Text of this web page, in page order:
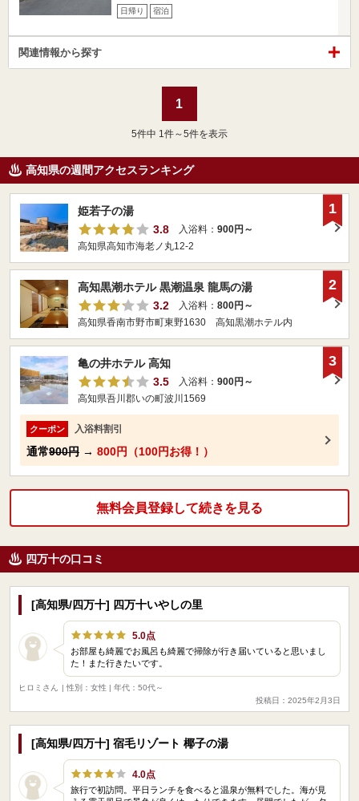
日帰り 宿泊
関連情報から探す
1
5件中 1件～5件を表示
高知県の週間アクセスランキング
姫若子の湯
3.8
入浴料： 900円～
高知県高知市海老ノ丸12-2
1
高知黒潮ホテル 黒潮温泉 龍馬の湯
3.2
入浴料： 800円～
高知県香南市野市町東野1630 高知黒潮ホテル内
2
亀の井ホテル 高知
3.5
入浴料： 900円～
高知県吾川郡いの町波川1569
クーポン 入浴料割引
通常900円 → 800円（100円お得！）
3
無料会員登録して続きを見る
四万十の口コミ
[高知県/四万十] 四万十いやしの里
5.0点
お部屋も綺麗でお風呂も綺麗で掃除が行き届いていると思いまし
た！また行きたいです。
ヒロミさん
| 性別：女性 | 年代：50代～
投稿日：2025年2月3日
[高知県/四万十] 宿毛リゾート 椰子の湯
4.0点
旅行で初訪問。平日ランチを食べると温泉が無料でした。海が見